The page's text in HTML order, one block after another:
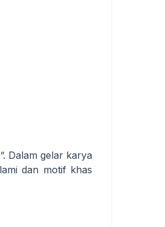
. Dalam gelar karya
dan motif khas